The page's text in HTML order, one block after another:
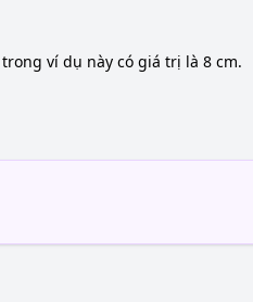
ví dụ này có giá trị là 8 cm.